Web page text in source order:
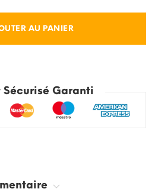
AU PANIER
Sécurisé Garanti